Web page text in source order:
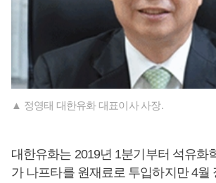
▲ 정영태 대한유화 대표이사 사장.
대한유화는 2019년 1분기부터 석유화
가 나프타를 원재료로 투입하지만 4월